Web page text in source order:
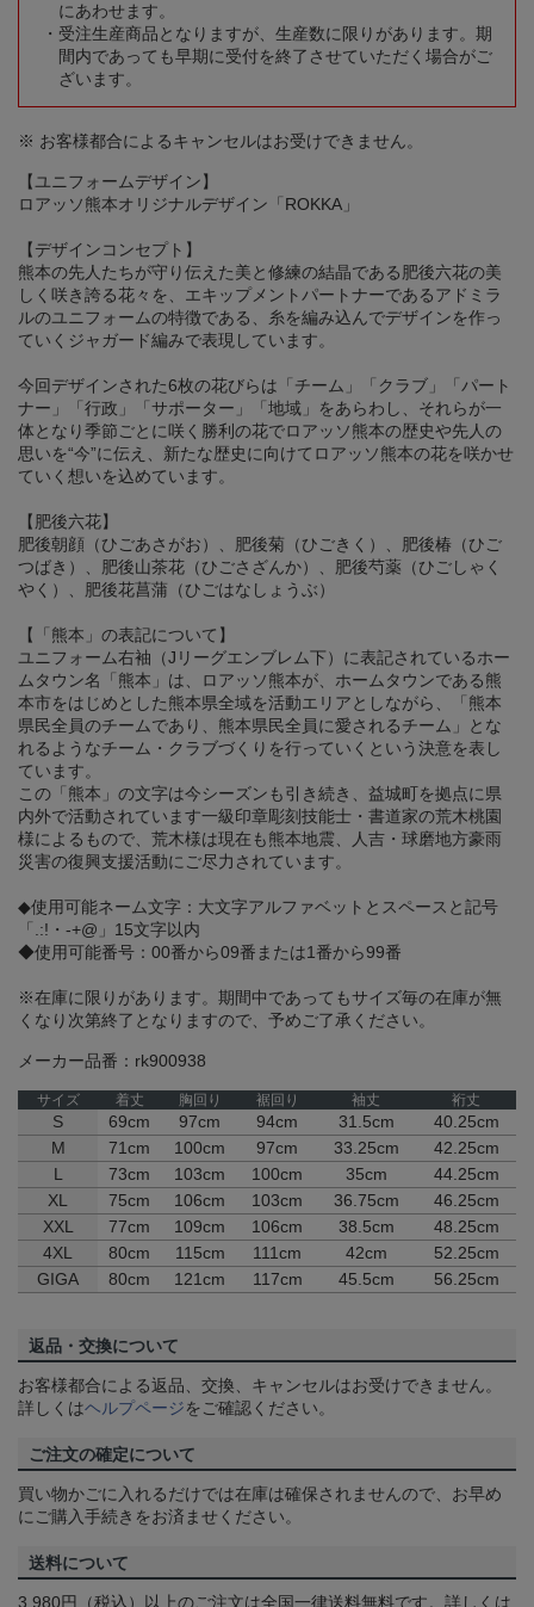
にあわせます。
受注生産商品となりますが、生産数に限りがあります。期
間内であっても早期に受付を終了させていただく場合がご
ざいます。
※ お客様都合によるキャンセルはお受けできません。
【ユニフォームデザイン】
ロアッソ熊本オリジナルデザイン「ROKKA」
【デザインコンセプト】
熊本の先人たちが守り伝えた美と修練の結晶である肥後六花の美
しく咲き誇る花々を、エキップメントパートナーであるアドミラ
ルのユニフォームの特徴である、糸を編み込んでデザインを作っ
ていくジャガード編みで表現しています。
今回デザインされた6枚の花びらは「チーム」「クラブ」「パート
ナー」「行政」「サポーター」「地域」をあらわし、それらが一
体となり季節ごとに咲く勝利の花でロアッソ熊本の歴史や先人の
思いを“今”に伝え、新たな歴史に向けてロアッソ熊本の花を咲かせ
ていく想いを込めています。
【肥後六花】
肥後朝顔（ひごあさがお）、肥後菊（ひごきく）、肥後椿（ひご
つばき）、肥後山茶花（ひごさざんか）、肥後芍薬（ひごしゃく
やく）、肥後花菖蒲（ひごはなしょうぶ）
【「熊本」の表記について】
ユニフォーム右袖（Jリーグエンブレム下）に表記されているホー
ムタウン名「熊本」は、ロアッソ熊本が、ホームタウンである熊
本市をはじめとした熊本県全域を活動エリアとしながら、「熊本
県民全員のチームであり、熊本県民全員に愛されるチーム」とな
れるようなチーム・クラブづくりを行っていくという決意を表し
ています。
この「熊本」の文字は今シーズンも引き続き、益城町を拠点に県
内外で活動されています一級印章彫刻技能士・書道家の荒木桃園
様によるもので、荒木様は現在も熊本地震、人吉・球磨地方豪雨
災害の復興支援活動にご尽力されています。
◆使用可能ネーム文字：大文字アルファベットとスペースと記号
「.:!・-+@」15文字以内
◆使用可能番号：00番から09番または1番から99番
※在庫に限りがあります。期間中であってもサイズ毎の在庫が無
くなり次第終了となりますので、予めご了承ください。
メーカー品番：rk900938
サイズ 着丈 胸回り 裾回り 袖丈 裄丈
S 69cm 97cm 94cm 31.5cm
40.25cm
M
71cm 100cm 97cm 33.25cm
42.25cm
L
73cm 103cm 100cm 35cm
44.25cm
XL
75cm 106cm 103cm 36.75cm
46.25cm
XXL
77cm 109cm 106cm 38.5cm
48.25cm
4XL
80cm 115cm 111cm 42cm
52.25cm
GIGA
80cm 121cm 117cm 45.5cm 56.25cm
返品・交換について
お客様都合による返品、交換、キャンセルはお受けできません。
詳しくはヘルプページをご確認ください。
ご注文の確定について
買い物かごに入れるだけでは在庫は確保されませんので、お早め
にご購入手続きをお済ませください。
送料について
3,980円（税込）以上のご注文は全国一律送料無料です。詳しくは